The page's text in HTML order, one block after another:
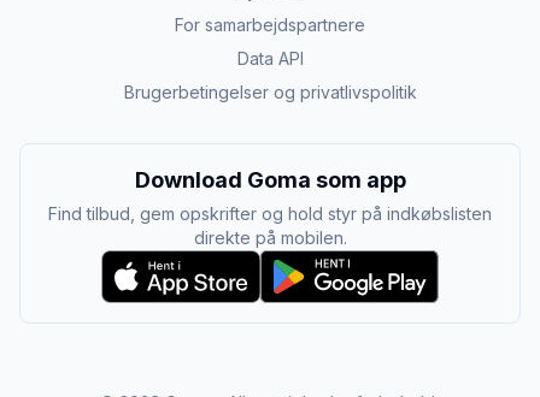
For samarbejdspartnere
Data API
Brugerbetingelser og privatlivspolitik
Download Goma som app
Find tilbud, gem opskrifter og hold styr på indkøbslisten
direkte på mobilen.